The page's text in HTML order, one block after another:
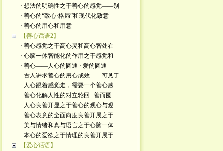
· 想法的明确性之于善心的感觉——别
· 善心的“致心·格局”和现代化致意
· 善心的用心和用意
【善心话语2】
· 善心感觉之于高心灵和高心智处在
· 心脑一体智能化的作用之于感觉和
· 善心——人心的圆通 · 爱的圆通
· 古人讲求善心的用心成效——可见于
· 人心跟着感觉走，需要一个善心感
· 善心化解人性的对立轮回--善而圆
· 人心良善开显之于善心的观心与观
· 善心表意的全面向度良善开展之于
· 美与情绪和真与语言之于心脑一体
· 本心的爱欲之于情理的良善开展于
【爱心话语】